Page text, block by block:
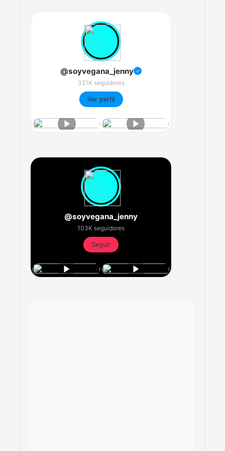
@soyvegana_jenny ✓
321K seguidores
Ver perfil
@soyvegana_jenny
103K seguidores
Seguir